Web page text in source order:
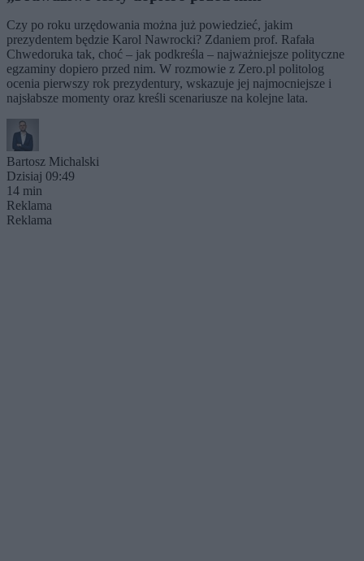
Czy po roku urzędowania można już powiedzieć, jakim
prezydentem będzie Karol Nawrocki? Zdaniem prof. Rafała
Chwedoruka tak, choć – jak podkreśla – najważniejsze polityczne
egzaminy dopiero przed nim. W rozmowie z Zero.pl politolog
ocenia pierwszy rok prezydentury, wskazuje jej najmocniejsze i
najsłabsze momenty oraz kreśli scenariusze na kolejne lata.
Bartosz Michalski
Dzisiaj 09:49
14 min
Reklama
Reklama